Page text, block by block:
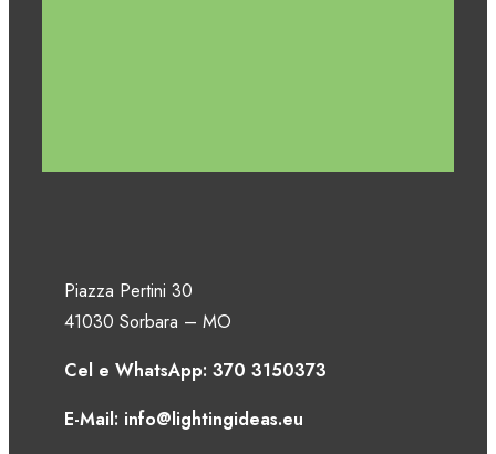
Piazza Pertini 30
41030 Sorbara – MO
Cel e WhatsApp: 370 3150373
E-Mail: info@lightingideas.eu